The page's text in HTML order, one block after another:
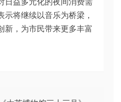
将继续以音乐为桥梁，
新，为市民带来更多丰富